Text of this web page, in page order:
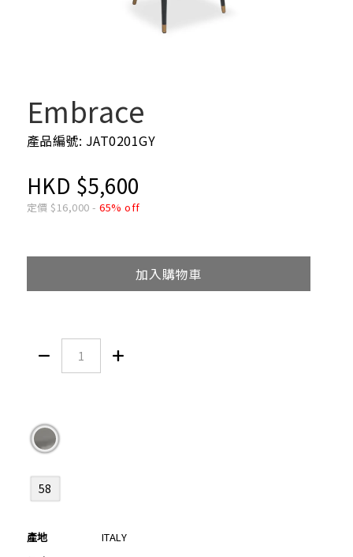
Embrace
產品編號: JAT0201GY
HKD $5,600
定價 $16,000 -65% off
加入購物車
 
58
產地
ITALY